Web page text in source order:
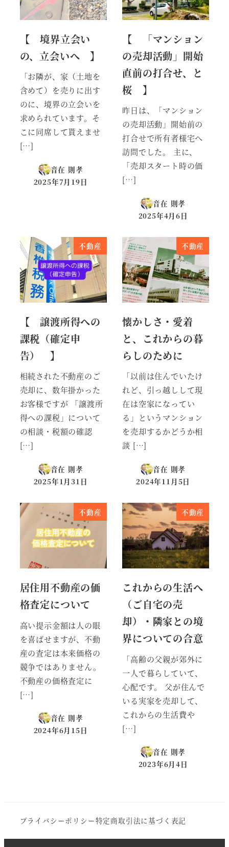
【 境界立会い
の、立会いへ 】
「お隣が、家（土地を
含めて）を売りに出す
のに、境界の立会いを
求められています。そ
こに同席して貰えませ
[…]
音在 則孝
投稿日
2025年7月19日
【 「マンション
の売却活動」開始
直前の打合せ、と
桜 】
昨日は、「マンション
の売却活動」開始前の
打合せで所有者様宅へ
訪問でした。 主に、
「売却スタート時の価
[…]
音在 則孝
投稿日
2025年4月6日
不動産
【 譲渡所得への
課税（確定申
告） 】
相続された不動産のご
売却に、数年掛かった
お客様ですが 「譲渡所
得への課税」について
の相談・税額の確認
[…]
音在 則孝
投稿日
2025年1月31日
不動産
懐かしさ・愛着
と、これからの暮
らしのために
「以前は住んでいたけ
れど、引っ越しして現
在は空家になってい
る」というマンション
を売却するかどうか相
談 […]
音在 則孝
投稿日
2024年11月5日
不動産
居住用不動産の価
格査定について
高い提示金額は人の眼
を喜ばせますが、不動
産の査定は本来価格の
競争ではありません。
不動産の価格査定に
[…]
音在 則孝
投稿日
2024年6月15日
不動産
これからの生活へ
（ご自宅の売
却）・隣家との境
界についての合意
「高齢の父親が郊外に
一人で暮らしていて、
心配です。 父が住んで
いる実家を売却して、
これからの生活費や
[…]
音在 則孝
投稿日
2023年6月4日
プライバシーポリシー特定商取引法に基づく表記